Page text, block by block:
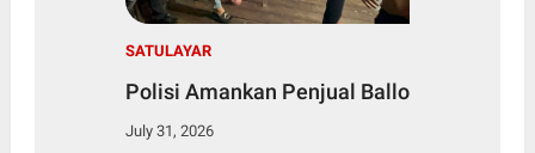
SATULAYAR
Polisi Amankan Penjual Ballo
July 31, 2026